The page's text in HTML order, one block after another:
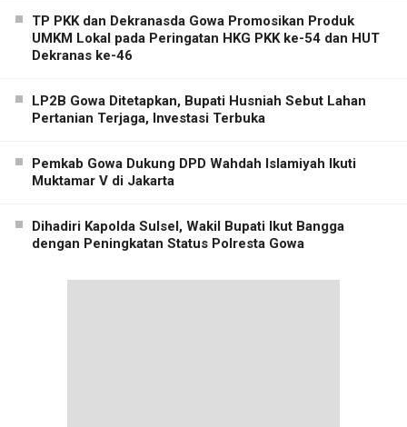
TP PKK dan Dekranasda Gowa Promosikan Produk
UMKM Lokal pada Peringatan HKG PKK ke-54 dan HUT
Dekranas ke-46
LP2B Gowa Ditetapkan, Bupati Husniah Sebut Lahan
Pertanian Terjaga, Investasi Terbuka
Pemkab Gowa Dukung DPD Wahdah Islamiyah Ikuti
Muktamar V di Jakarta
Dihadiri Kapolda Sulsel, Wakil Bupati Ikut Bangga
dengan Peningkatan Status Polresta Gowa